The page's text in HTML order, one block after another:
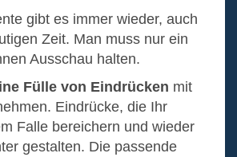
gibt es immer wieder, auch
Zeit. Man muss nur ein
Ausschau halten.
Fülle von Eindrücken mit
Eindrücke, die Ihr
Falle bereichern und wieder
gestalten. Die passende